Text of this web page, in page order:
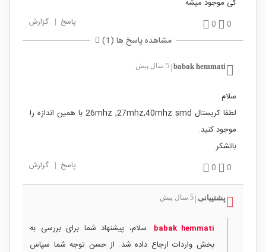
کی موجود میشه
0
0 پاسخ | گزارش
مشاهده پاسخ ها (1)
babak hemmati
| 5 سال پیش
سلام
لطفا کریستال 26mhz ,27mhz,40mhz smd با همین اندازه را
موجود کنید.
باتشکر
0
0 پاسخ | گزارش
پشتیبانی | 5 سال پیش
babak hemmati
سلام، پیشنهاد شما برای بررسی به
بخش واردات ارجاع داده شد. از حسن توجه شما سپاس